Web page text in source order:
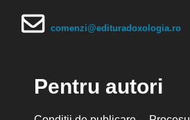
comenzi@edituradoxologia.ro
Pentru autori